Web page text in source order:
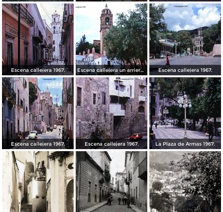
Escena callejera 1967. Escena callejera un arriero 1967. Escena callejera 1967.
Escena callejera 1967. Escena callejera 1967. La Plaza de Armas 1967.